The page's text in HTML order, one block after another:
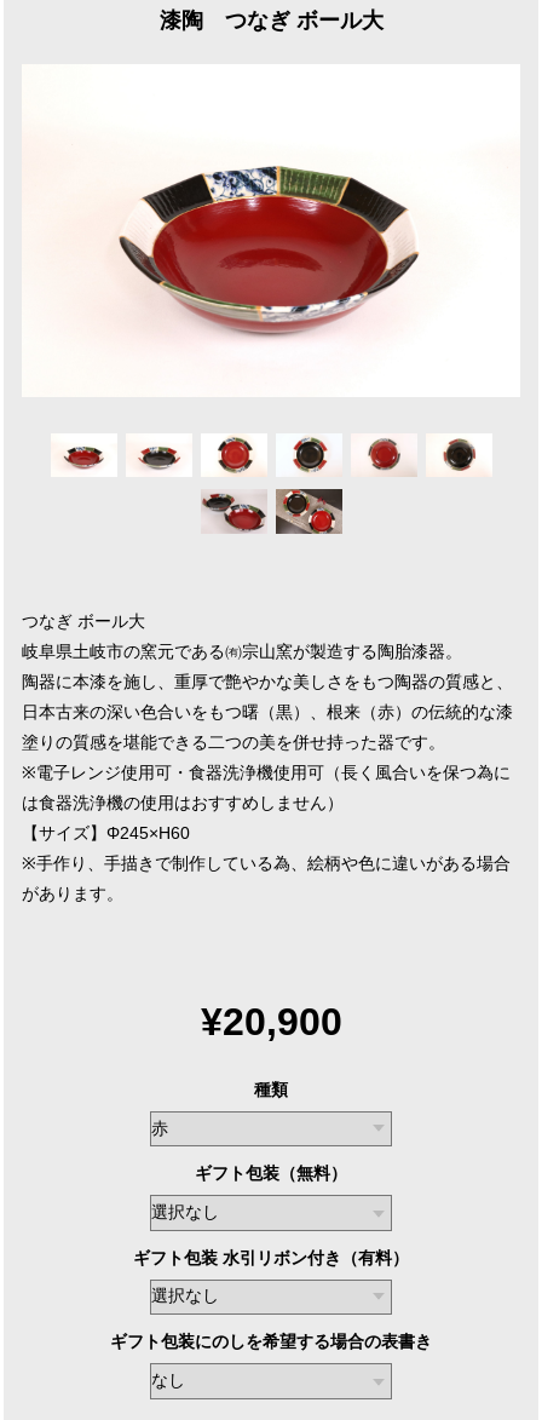
漆陶 つなぎ ボール大
つなぎ ボール大
岐阜県土岐市の窯元である㈲宗山窯が製造する陶胎漆器。
陶器に本漆を施し、重厚で艶やかな美しさをもつ陶器の質感と、
日本古来の深い色合いをもつ曙（黒）、根来（赤）の伝統的な漆
塗りの質感を堪能できる二つの美を併せ持った器です。
※電子レンジ使用可・食器洗浄機使用可（長く風合いを保つ為に
は食器洗浄機の使用はおすすめしません）
【サイズ】Φ245×H60
※手作り、手描きで制作している為、絵柄や色に違いがある場合
があります。
¥20,900
種類
ギフト包装（無料）
ギフト包装 水引リボン付き（有料）
ギフト包装にのしを希望する場合の表書き